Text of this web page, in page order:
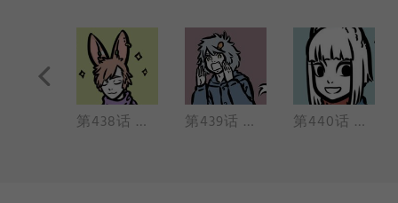
第438话 西窗下，风摇翠竹，疑是故人来。 第439话 谁的脚步近了，谁的脚步远了，我都竖起耳朵，听着楼道里还是空空荡荡的。 第440话 不管是出差还是出游都要找到合适的伴。